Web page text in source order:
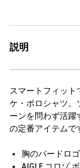
説明
スマートフィット
ケ・ポロシャツ。
ーンを問わず活躍
の定番アイテムで
胸のバードロ
AIGLE コロゾ